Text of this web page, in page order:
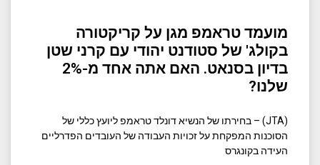
מועמד טראמפ מגן על קריקטורה
בקולג' של סטודנט יהודי עם קרני שטן
בדיון בסנאט. האם אתה אחד מ-2%
שלנו?
(JTA) – בחירתו של הנשיא דונלד טראמפ ליועץ כללי של
הסוכנות המפקחת על זכויות העבודה של העובדים הפדרליים
העידה בקונגרס